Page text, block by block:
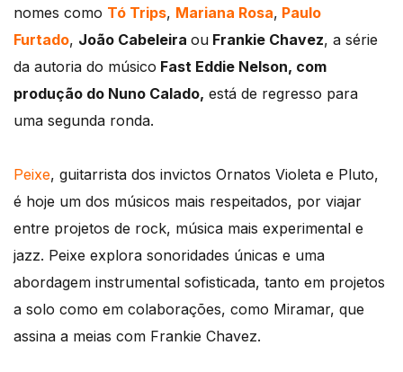
nomes como Tó Trips, Mariana Rosa, Paulo
Furtado, João Cabeleira ou Frankie Chavez, a série
da autoria do músico Fast Eddie Nelson, com
produção do Nuno Calado, está de regresso para
uma segunda ronda.
Peixe, guitarrista dos invictos Ornatos Violeta e Pluto,
é hoje um dos músicos mais respeitados, por viajar
entre projetos de rock, música mais experimental e
jazz. Peixe explora sonoridades únicas e uma
abordagem instrumental sofisticada, tanto em projetos
a solo como em colaborações, como Miramar, que
assina a meias com Frankie Chavez.